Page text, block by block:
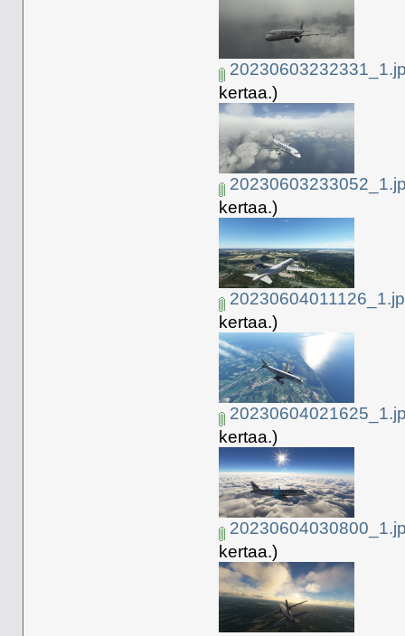
kertaa.)
kertaa.)
kertaa.)
kertaa.)
kertaa.)